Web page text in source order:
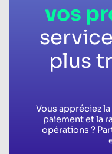
vos
plus
Vous appréciez
paiement et la
opérations ?